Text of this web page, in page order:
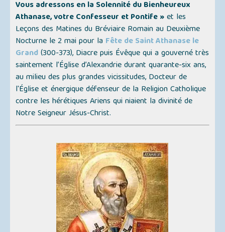
Vous adressons en la Solennité du Bienheureux
Athanase, votre Confesseur et Pontife »et les
Leçons des Matines du Bréviaire Romain au Deuxième
Nocturne le 2 mai pour la Fête de Saint Athanase le
Grand(300-373), Diacre puis Évêque qui a gouverné très
saintement l’Église d’Alexandrie durant quarante-six ans,
au milieu des plus grandes vicissitudes, Docteur de
l'Église et énergique défenseur de la Religion Catholique
contre les hérétiques Ariens qui niaient la divinité de
Notre Seigneur Jésus-Christ.